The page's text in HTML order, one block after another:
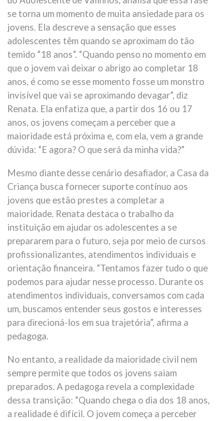
se torna um momento de muita ansiedade para os
jovens. Ela descreve a sensação que esses
adolescentes têm quando se aproximam do tão
temido “18 anos”. “Quando penso no momento em
que o jovem vai deixar o abrigo ao completar 18
anos, é como se esse momento fosse um monstro
invisível que vai se aproximando devagar”, diz
Renata. Ela enfatiza que, a partir dos 16 ou 17
anos, os jovens começam a perceber que a
maioridade está próxima e, com ela, vem a grande
dúvida: “E agora? O que será da minha vida?”
Mesmo diante desse cenário desafiador, a Casa da
Criança busca fornecer suporte contínuo aos
jovens que estão prestes a completar a
maioridade. Renata destaca o trabalho da
instituição em ajudar os adolescentes a se
prepararem para o futuro, seja por meio de cursos
profissionalizantes, atendimentos individuais e
orientação financeira. “Tentamos fazer tudo o que
podemos para ajudar nesse processo. Durante os
atendimentos individuais, conversamos com cada
um, buscamos entender seus gostos e interesses
para direcioná-los em sua trajetória”, afirma a
pedagoga.
No entanto, a realidade da maioridade civil nem
sempre permite que todos os jovens saiam
preparados. A pedagoga revela a complexidade
dessa transição: “Quando chega o dia dos 18 anos,
a realidade é difícil. O jovem começa a perceber